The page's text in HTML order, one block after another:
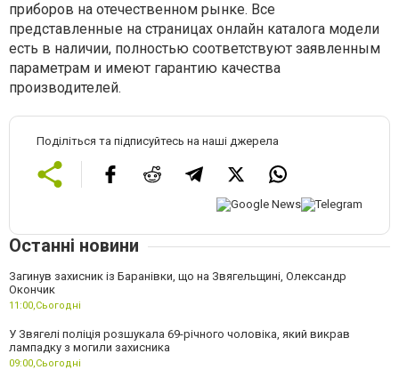
приборов на отечественном рынке. Все
представленные на страницах онлайн каталога модели
есть в наличии, полностью соответствуют заявленным
параметрам и имеют гарантию качества
производителей.
Поділіться та підписуйтесь на наші джерела
Останні новини
Загинув захисник із Баранівки, що на Звягельщині, Олександр
Окончик
11:00,Сьогодні
У Звягелі поліція розшукала 69-річного чоловіка, який викрав
лампадку з могили захисника
09:00,Сьогодні